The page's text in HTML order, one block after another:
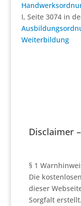
I, Seite 3074 in
Weiterbildung
Disclaimer
§ 1
Die
dieser
Sorgfalt erstellt.